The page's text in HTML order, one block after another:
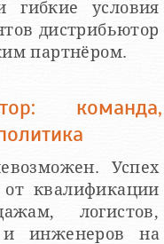
гибкие условия
дистрибьютор
партнёром.
команда,
Успех
от квалификации
логистов,
и инженеров на